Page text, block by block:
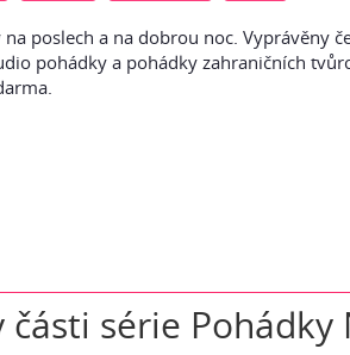
na poslech a na dobrou noc. Vyprávěny
pohádky a pohádky zahraničních
části série Pohádky